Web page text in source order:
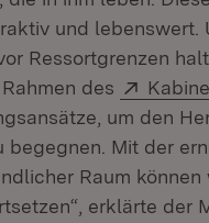
und lebenswert.
Ressortgrenzen
des
Extern:
um den
begegnen. Mit der
Raum
erklärte der